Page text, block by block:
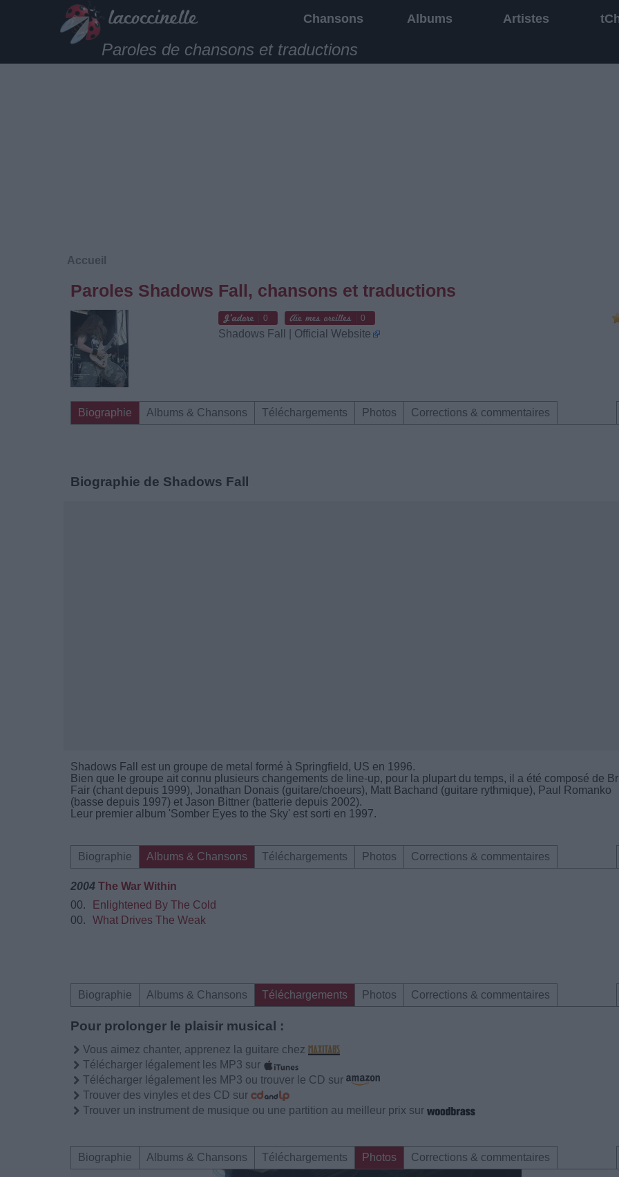
Chansons Albums Artistes
Paroles de chansons et traductions
Accueil
Paroles Shadows Fall, chansons et traductions
0 0
Shadows Fall | Official Website
Biographie Albums & Chansons Téléchargements Photos Corrections & commentaires
Biographie de Shadows Fall
Shadows Fall est un groupe de metal formé à Springfield, US en 1996.
Bien que le groupe ait connu plusieurs changements de line-up, pour la plupart du temps, il a été composé de
Fair (chant depuis 1999), Jonathan Donais (guitare/choeurs), Matt Bachand (guitare rythmique), Paul Romanko
(basse depuis 1997) et Jason Bittner (batterie depuis 2002).
Leur premier album 'Somber Eyes to the Sky' est sorti en 1997.
Biographie Albums & Chansons Téléchargements Photos Corrections & commentaires
2004 The War Within
00.
Enlightened By The Cold
00.
What Drives The Weak
Biographie Albums & Chansons Téléchargements Photos Corrections & commentaires
Pour prolonger le plaisir musical :
Vous aimez chanter, apprenez la guitare chez
Télécharger légalement les MP3 sur
Télécharger légalement les MP3 ou trouver le CD sur
Trouver des vinyles et des CD sur
Trouver un instrument de musique ou une partition au meilleur prix sur
Biographie Albums & Chansons Téléchargements Photos Corrections & commentaires